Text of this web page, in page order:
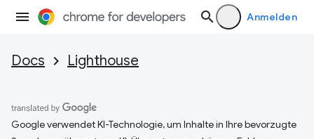
Anmelden
Docs Lighthouse
Google verwendet KI-Technologie, um Inhalte in Ihre bevorzugte